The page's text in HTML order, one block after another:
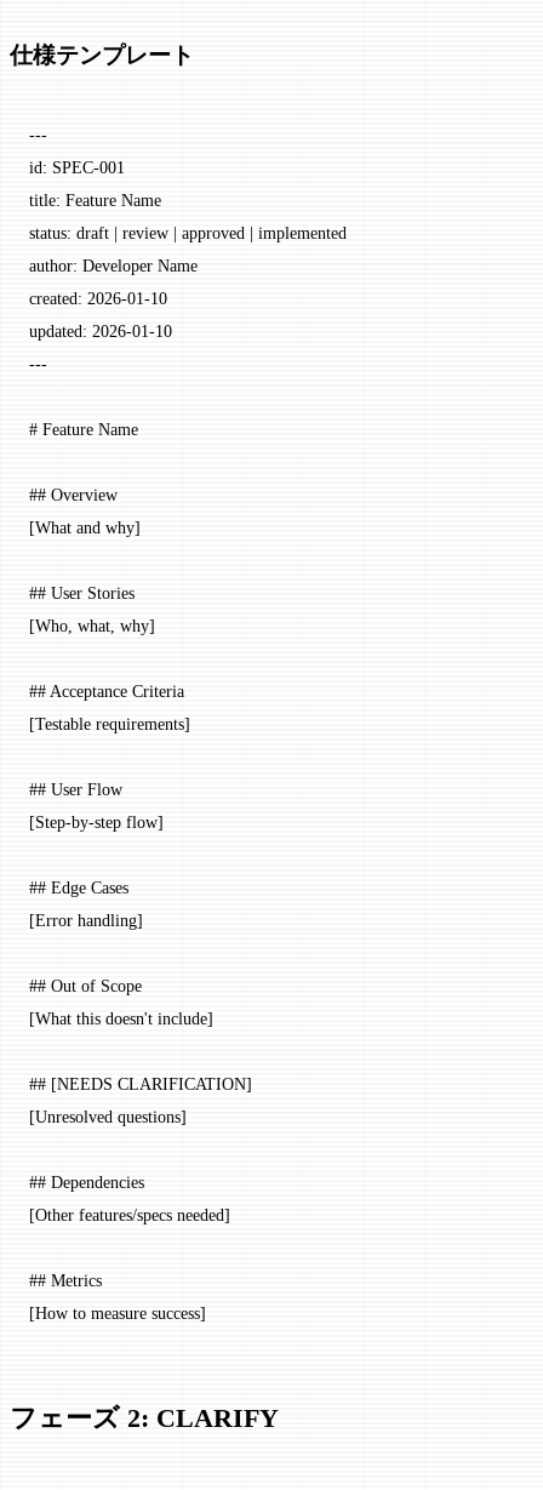
仕様テンプレート
---
id: SPEC-001
title: Feature Name
status: draft | review | approved | implemented
author: Developer Name
created: 2026-01-10
updated: 2026-01-10
---
# Feature Name
## Overview
[What and why]
## User Stories
[Who, what, why]
## Acceptance Criteria
[Testable requirements]
## User Flow
[Step-by-step flow]
## Edge Cases
[Error handling]
## Out of Scope
[What this doesn't include]
## [NEEDS CLARIFICATION]
[Unresolved questions]
## Dependencies
[Other features/specs needed]
## Metrics
[How to measure success]
フェーズ 2: CLARIFY